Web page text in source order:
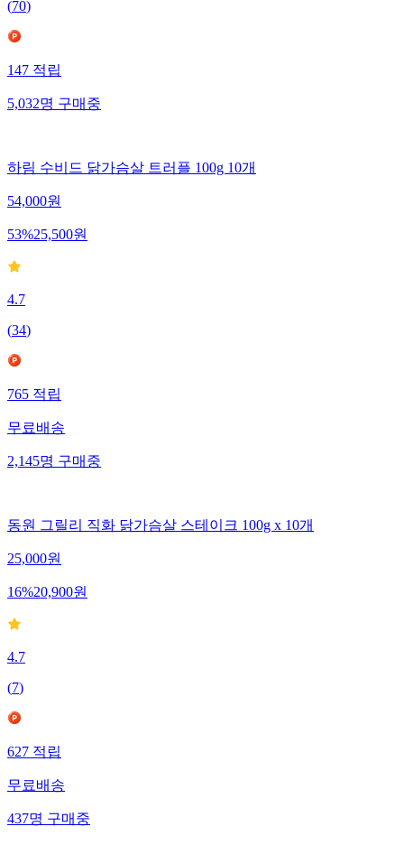
(70)
147적립
5,032명구매중
하림 수비드 닭가슴살 트러플 100g 10개
54,000원
53%25,500원
4.7
(34)
765적립
무료배송
2,145명구매중
동원 그릴리 직화 닭가슴살 스테이크 100g x 10개
25,000원
16%20,900원
4.7
(7)
627적립
무료배송
437명구매중